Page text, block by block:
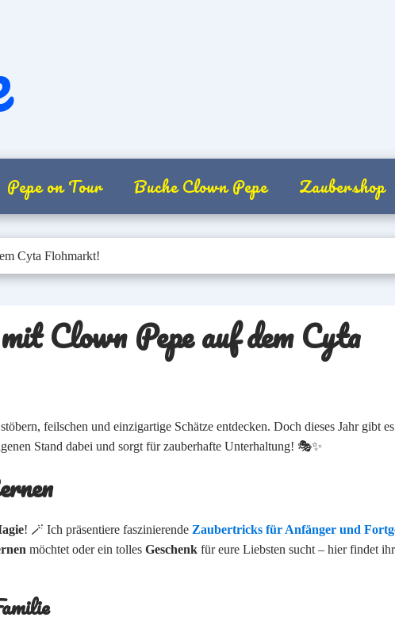
Pepe on Tour Buche Clown Pepe Zaubershop
Cyta Flohmarkt!
Clown Pepe auf dem Cyta
feilschen und einzigartige Schätze entdecken. Doch dieses Jahr gibt
Stand dabei und sorgt für zauberhafte Unterhaltung! 🎭✨
! 🪄 Ich präsentiere faszinierende Zaubertricks für Anfänger und
möchtet oder ein tolles Geschenk für eure Liebsten sucht – hier findet